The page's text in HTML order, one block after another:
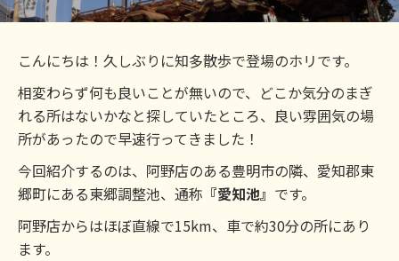
こんにちは！久しぶりに知多散歩で登場のホリです。
相変わらず何も良いことが無いので、どこか気分のまぎ
れる所はないかなと探していたところ、良い雰囲気の場
所があったので早速行ってきました！
今回紹介するのは、阿野店のある豊明市の隣、愛知郡東
郷町にある東郷調整池、通称 『愛知池』 です。
阿野店からはほぼ直線で15km、車で約30分の所にあり
ます。